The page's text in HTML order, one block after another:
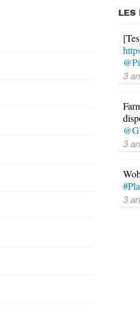
LES
3
3
3